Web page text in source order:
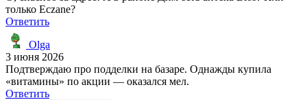
только Eczane?
Ответить
Olga
3 июня 2026
Подтверждаю про подделки на базаре. Однажды купила
«витамины» по акции — оказался мел.
Ответить